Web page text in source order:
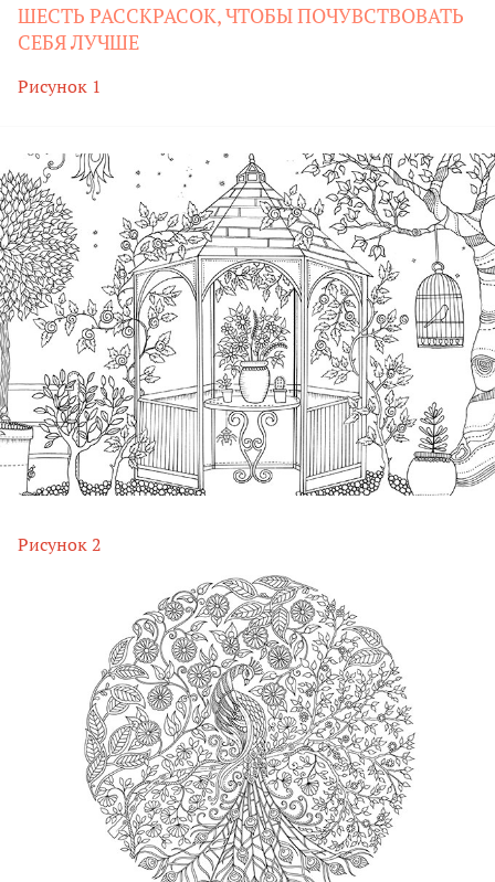
ШЕСТЬ РАССКРАСОК, ЧТОБЫ ПОЧУВСТВОВАТЬ
СЕБЯ ЛУЧШЕ
Рисунок 1
Рисунок 2